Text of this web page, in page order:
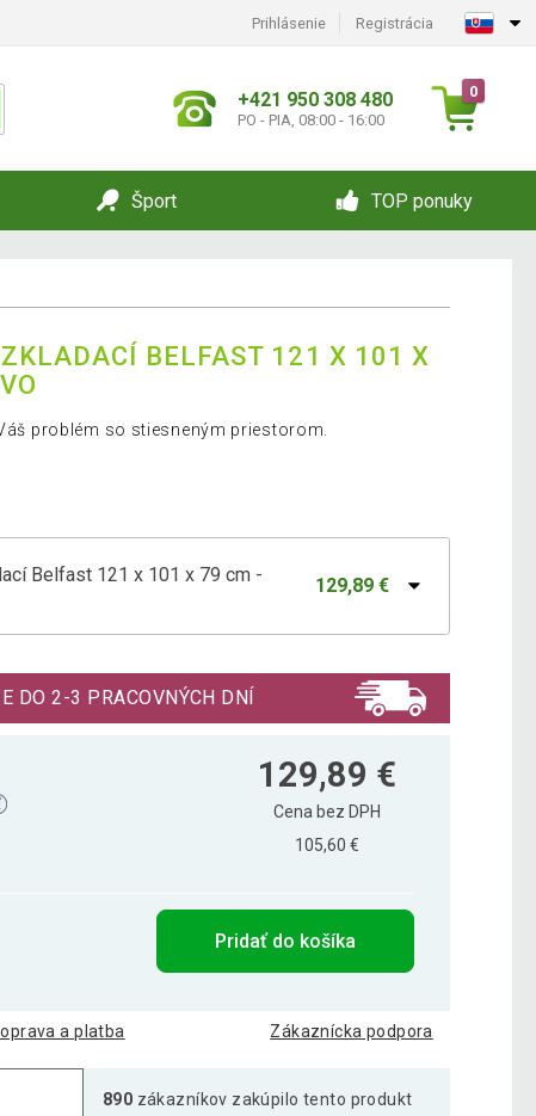
Prihlásenie Registrácia
+421 950 308 480
PO - PIA, 08:00 - 16:00
0
Šport TOP ponuky
BELFAST 121 X 101 X
problém so stiesneným priestorom.
Belfast 121 x 101 x 79 cm -
129,89 €
x 101 x 79 cm - biely 127,49 €
Belfast - 121 x 101 x 79 cm
DO 2-3 PRACOVNÝCH DNÍ
129,89 €
Cena bez DPH
105,60 €
Pridať do košíka
a platba Zákaznícka podpora
890 zákazníkov zakúpilo tento produkt